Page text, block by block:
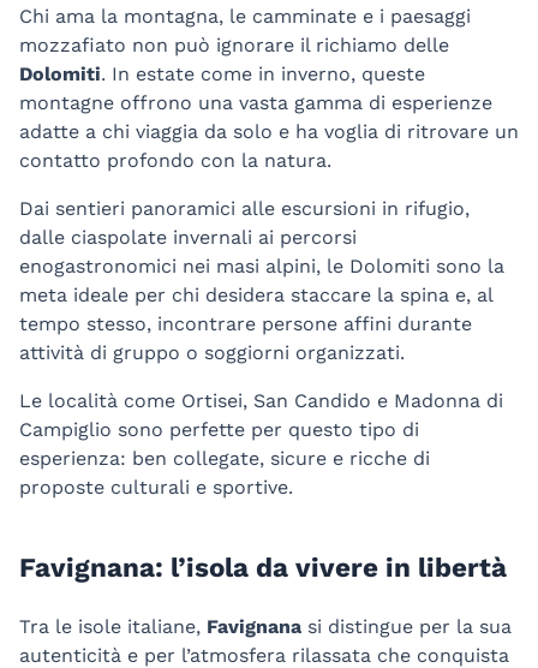
Chi ama la montagna, le camminate e i paesaggi
mozzafiato non può ignorare il richiamo delle
Dolomiti. In estate come in inverno, queste
montagne offrono una vasta gamma di esperienze
adatte a chi viaggia da solo e ha voglia di ritrovare un
contatto profondo con la natura.
Dai sentieri panoramici alle escursioni in rifugio,
dalle ciaspolate invernali ai percorsi
enogastronomici nei masi alpini, le Dolomiti sono la
meta ideale per chi desidera staccare la spina e, al
tempo stesso, incontrare persone affini durante
attività di gruppo o soggiorni organizzati.
Le località come Ortisei, San Candido e Madonna di
Campiglio sono perfette per questo tipo di
esperienza: ben collegate, sicure e ricche di
proposte culturali e sportive.
Favignana: l’isola da vivere in libertà
Tra le isole italiane, Favignana si distingue per la sua
autenticità e per l’atmosfera rilassata che conquista